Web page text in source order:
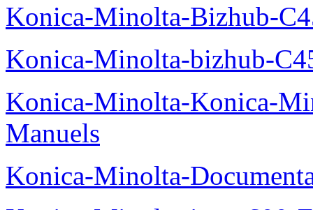
Konica-Minolta-Bizhub-
Konica-Minolta-bizhub-
Konica-Minolta-Konica-
Manuels
Konica-Minolta-